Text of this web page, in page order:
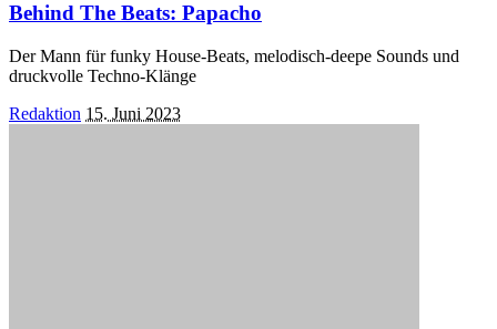
Behind The Beats: Papacho
Der Mann für funky House-Beats, melodisch-deepe Sounds und
druckvolle Techno-Klänge
Posted
Redaktion 15. Juni 2023